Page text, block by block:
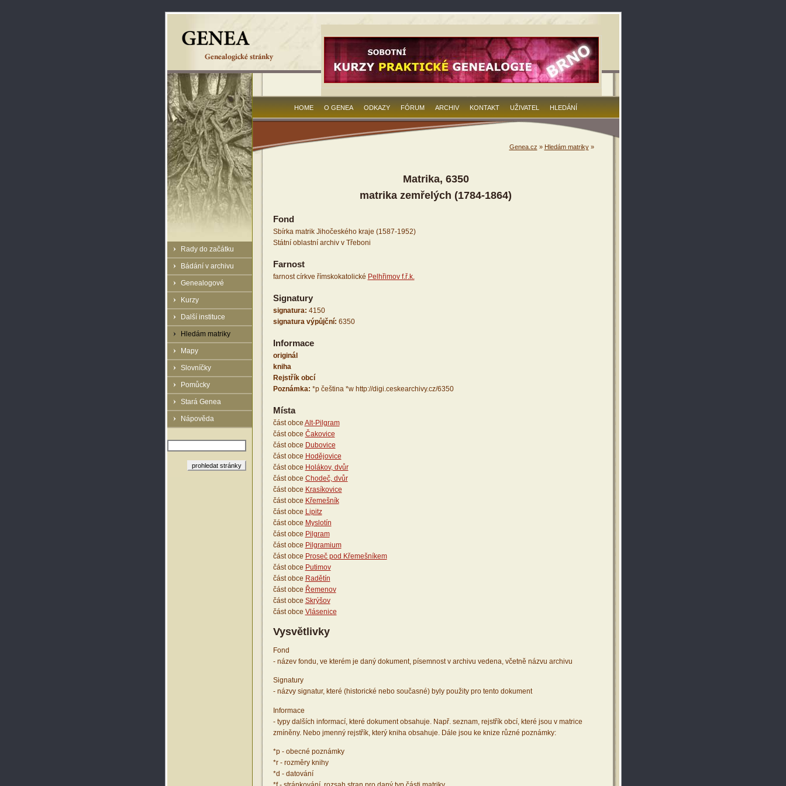
Rady do začátku
Bádání v archivu
Genealogové
Kurzy
Další instituce
Hledám matriky
Mapy
Slovníčky
Pomůcky
Stará Genea
Nápověda
HOME O GENEA ODKAZY FÓRUM ARCHIV KONTAKT UŽIVATEL HLEDÁNÍ
Genea.cz » Hledám matriky»
Matrika, 6350
matrika zemřelých (1784-1864)
Fond
Sbírka matrik Jihočeského kraje (1587-1952)
Státní oblastní archiv v Třeboni
Farnost
farnost církve římskokatolické Pelhřimov f.ř.k.
Signatury
signatura: 4150
signatura výpůjční: 6350
Informace
originál
kniha
Rejstřík obcí
Poznámka: *p čeština *w http://digi.ceskearchivy.cz/6350
Místa
část obce Alt-Pilgram
část obce Čakovice
část obce Dubovice
část obce Hodějovice
část obce Holákov, dvůr
část obce Chodeč, dvůr
část obce Krasíkovice
část obce Křemešník
část obce Lipitz
část obce Myslotín
část obce Pilgram
část obce Pilgramium
část obce Proseč pod Křemešníkem
část obce Putimov
část obce Radětín
část obce Řemenov
část obce Skrýšov
část obce Vlásenice
Vysvětlivky
Fond
- název fondu, ve kterém je daný dokument, písemnost v archivu vedena, včetně názvu archivu
Signatury
- názvy signatur, které (historické nebo současné) byly použity pro tento dokument
Informace
- typy dalších informací, které dokument obsahuje. Např. seznam, rejstřík obcí, které jsou v matrice
zmíněny. Nebo jmenný rejstřík, který kniha obsahuje. Dále jsou ke knize různé poznámky:
*p - obecné poznámky
*r - rozměry knihy
*d - datování